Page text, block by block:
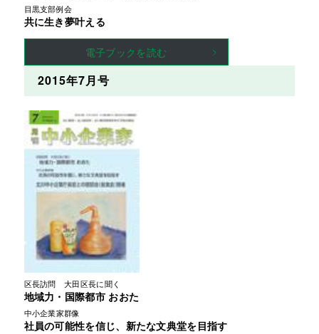
目黒支部例会
共に生き夢叶える
電子ブックを読む
2015年7月号
区長訪問　大田区長に聞く
地域力・国際都市 おおた
中小企業家群像
社員の可能性を信じ、新たな文典堂を目指す